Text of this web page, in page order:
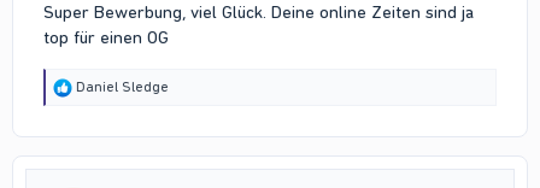
Super Bewerbung, viel Glück. Deine online Zeiten sind ja
top für einen OG
R
Daniel Sledge